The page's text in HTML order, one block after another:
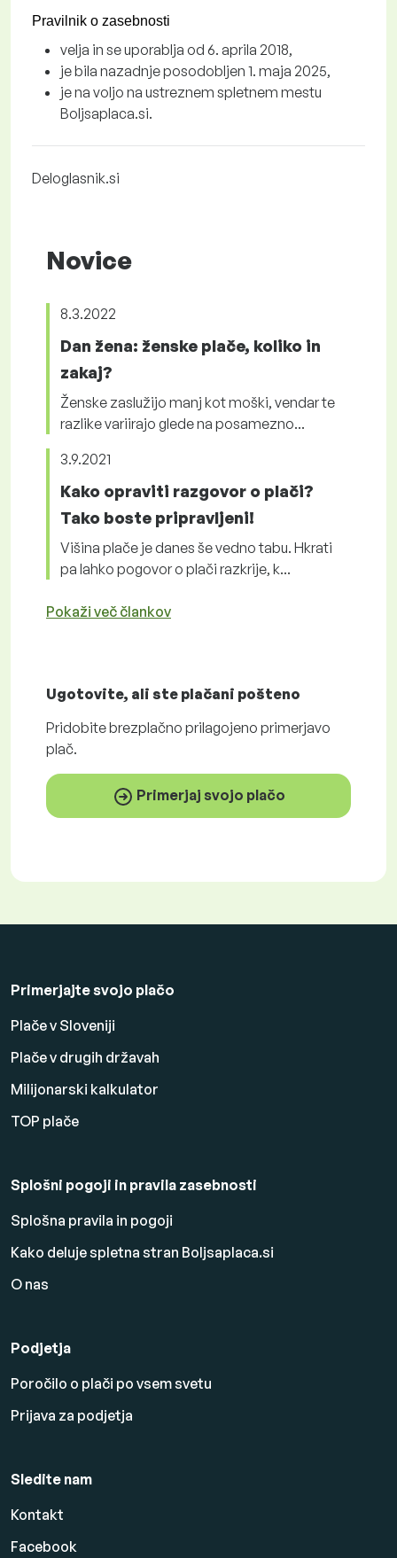
Pravilnik o zasebnosti
velja in se uporablja od 6. aprila 2018,
je bila nazadnje posodobljen 1. maja 2025,
je na voljo na ustreznem spletnem mestu
Boljsaplaca.si.
Deloglasnik.si
Novice
8.3.2022
Dan žena: ženske plače, koliko in
zakaj?
Ženske zaslužijo manj kot moški, vendar te
razlike variirajo glede na posamezno...
3.9.2021
Kako opraviti razgovor o plači?
Tako boste pripravljeni!
Višina plače je danes še vedno tabu. Hkrati
pa lahko pogovor o plači razkrije, k...
Pokaži več člankov
Ugotovite, ali ste plačani pošteno
Pridobitebrezplačno prilagojeno primerjavo
plač.
Primerjaj svojo plačo
Primerjajte svojo plačo
Plače v Sloveniji
Plače v drugih državah
Milijonarski kalkulator
TOP plače
Splošni pogoji in pravila zasebnosti
Splošna pravila in pogoji
Kako deluje spletna stran Boljsaplaca.si
O nas
Podjetja
Poročilo o plači po vsem svetu
Prijava za podjetja
Sledite nam
Kontakt
Facebook